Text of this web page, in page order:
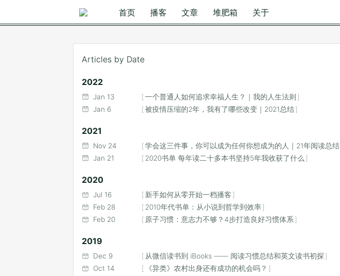
首页 播客 文章 堆肥箱 关于
Articles by Date
2022
Jan 13
一个普通人如何追求幸福人生？｜我的人生法则
Jan 6
被疫情压缩的2年，我有了哪些改变｜2021总结
2021
Nov 24
学会这三件事，你可以成为任何你想成为的人｜21年阅读总结
Jan 21
2020书单 每年读二十多本书坚持5年我收获了什么
2020
Jul 16
新手如何从零开始一档播客
Feb 28
2010年代书单：从小说到哲学到效率
Feb 20
原子习惯：意志力不够？4步打造良好习惯体系
2019
Dec 9
从微信读书到 iBooks —— 阅读习惯总结和英文读书初探
Oct 14
《异类》农村出身还有成功的机会吗？